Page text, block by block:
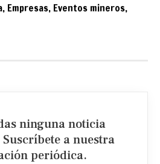
, Empresas, Eventos mineros,
ninguna noticia
a nuestra
periódica.​